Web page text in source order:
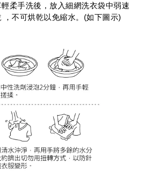
輕柔手洗後，放入細網洗衣袋中弱速
，不可烘乾以免縮水。(如下圖示)